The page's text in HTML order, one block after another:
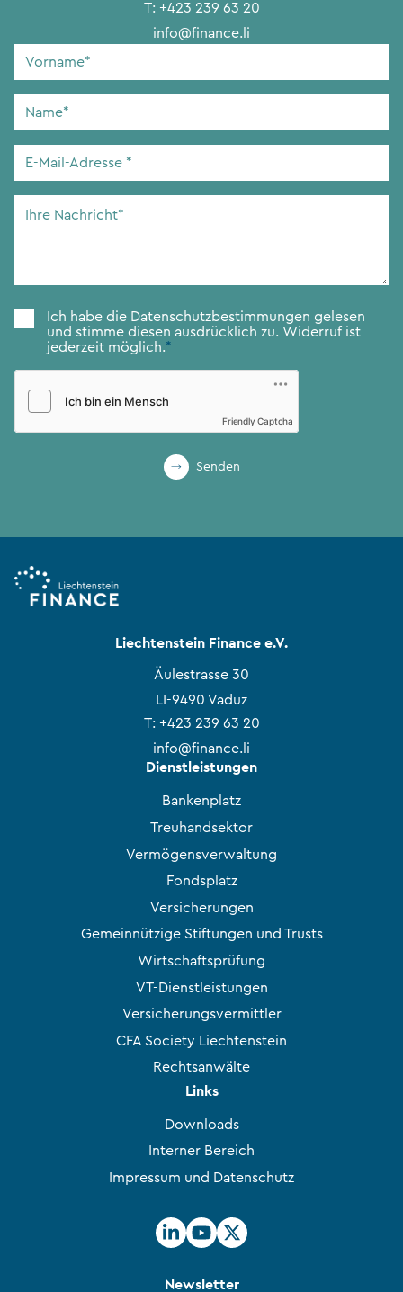
T: +423 239 63 20
info@finance.li
Vorname
Name
E-
Adresse*
Ihre
Zustimmung*
Ich habe die Datenschutzbestimmungen gelesen
und stimme diesen ausdrücklich zu. Widerruf ist
jederzeit möglich.*
Friendly Captcha
Senden
Liechtenstein Finance e.V.
Äulestrasse 30
LI-9490 Vaduz
T: +423 239 63 20
info@finance.li
Dienstleistungen
Bankenplatz
Treuhandsektor
Vermögensverwaltung
Fondsplatz
Versicherungen
Gemeinnützige Stiftungen und Trusts
Wirtschaftsprüfung
VT-Dienstleistungen
Versicherungsvermittler
CFA Society Liechtenstein
Rechtsanwälte
Links
Downloads
Interner Bereich
Impressum und Datenschutz
Newsletter